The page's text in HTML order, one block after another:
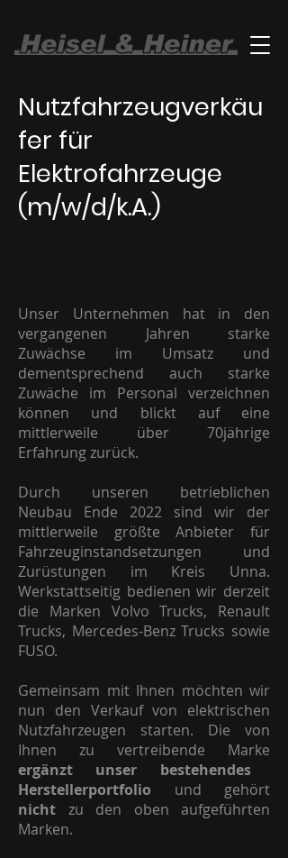
Nutzfahrzeugverkäu
fer für
Elektrofahrzeuge
(m/w/d/k.A.)
Unser Unternehmen hat in den
vergangenen Jahren starke
Zuwächse im Umsatz und
dementsprechend auch starke
Zuwäche im Personal verzeichnen
können und blickt auf eine
mittlerweile über 70jährige
Erfahrung zurück.
Durch unseren betrieblichen
Neubau Ende 2022 sind wir der
mittlerweile größte Anbieter für
Fahrzeuginstandsetzungen und
Zurüstungen im Kreis Unna.
Werkstattseitig bedienen wir derzeit
die Marken Volvo Trucks, Renault
Trucks, Mercedes-Benz Trucks sowie
FUSO.
Gemeinsam mit Ihnen möchten wir
nun den Verkauf von elektrischen
Nutzfahrzeugen starten. Die von
Ihnen zu vertreibende Marke
ergänzt unser bestehendes
Herstellerportfolio und gehört
nicht zu den oben aufgeführten
Marken.